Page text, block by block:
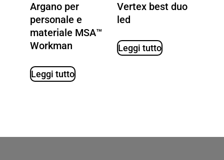
Argano per
personale e
materiale MSA™
Workman
Leggi tutto
Vertex best duo
led
Leggi tutto